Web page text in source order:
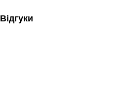
Відгуки